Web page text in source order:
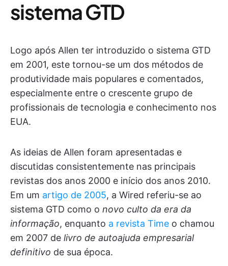
sistema GTD
Logo após Allen ter introduzido o sistema GTD
em 2001, este tornou-se um dos métodos de
produtividade mais populares e comentados,
especialmente entre o crescente grupo de
profissionais de tecnologia e conhecimento nos
EUA.
As ideias de Allen foram apresentadas e
discutidas consistentemente nas principais
revistas dos anos 2000 e início dos anos 2010.
Em um artigo de 2005, a Wired referiu-se ao
sistema GTD como o novo culto da era da
informação, enquanto a revista Time o chamou
em 2007 de livro de autoajuda empresarial
definitivo de sua época.